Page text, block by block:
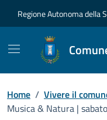
Regione Autonoma della
Home / Vivere il
Musica & Natura |